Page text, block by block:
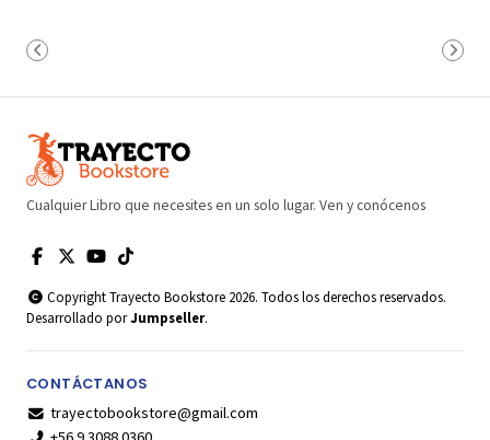
Cualquier Libro que necesites en un solo lugar. Ven y conócenos
Copyright Trayecto Bookstore 2026. Todos los derechos reservados.
Desarrollado porJumpseller.
CONTÁCTANOS
trayectobookstore@gmail.com